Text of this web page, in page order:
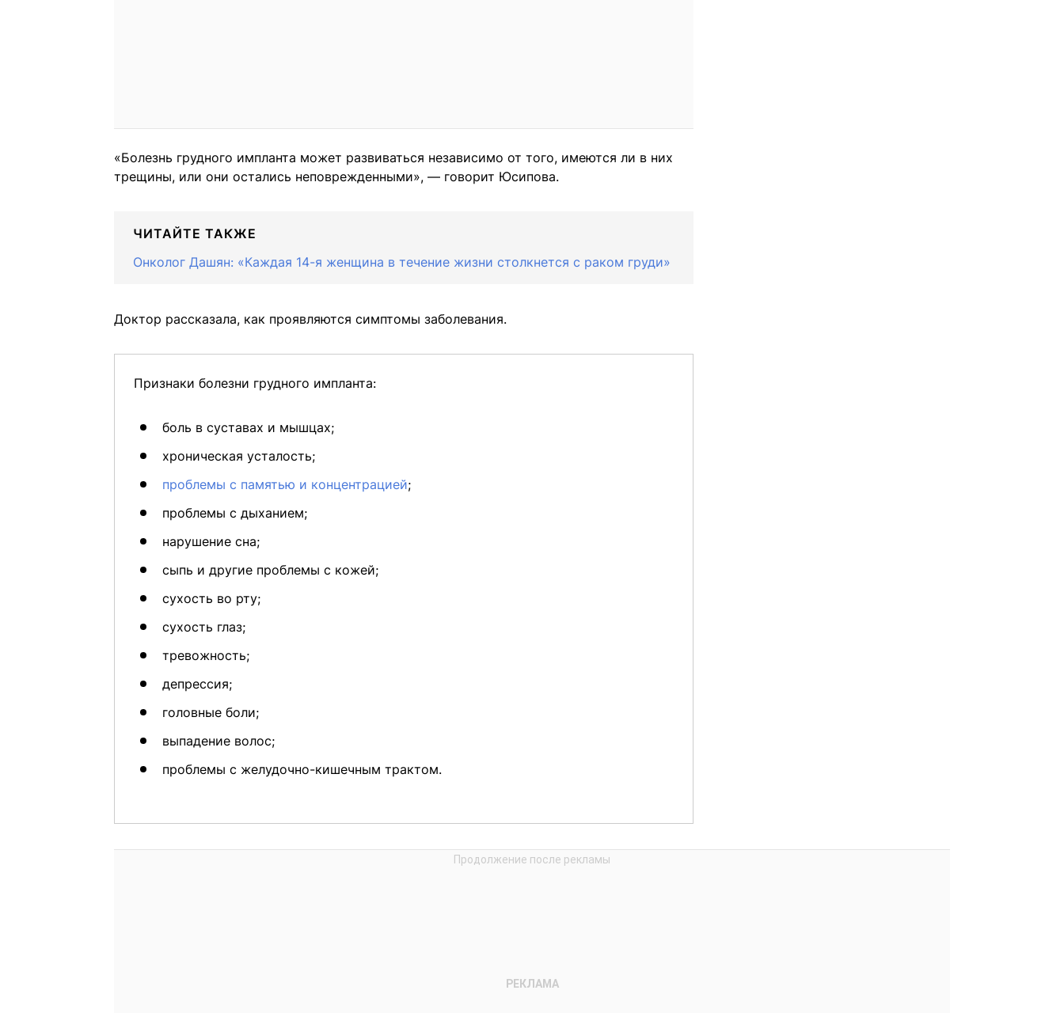
«Болезнь грудного импланта может развиваться независимо от того, имеются ли в них
трещины, или они остались неповрежденными», — говорит Юсипова.
ЧИТАЙТЕ ТАКЖЕ
Онколог Дашян: «Каждая 14-я женщина в течение жизни столкнется с раком груди»
Доктор рассказала, как проявляются симптомы заболевания.
Признаки болезни грудного импланта:
боль в суставах и мышцах;
хроническая усталость;
проблемы с памятью и концентрацией;
проблемы с дыханием;
нарушение сна;
сыпь и другие проблемы с кожей;
сухость во рту;
сухость глаз;
тревожность;
депрессия;
головные боли;
выпадение волос;
проблемы с желудочно-кишечным трактом.